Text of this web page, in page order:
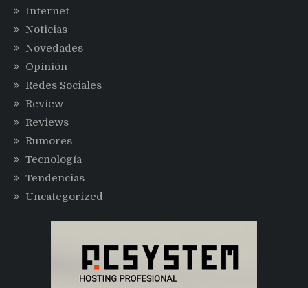
Internet
Noticias
Novedades
Opinión
Redes Sociales
Review
Reviews
Rumores
Tecnología
Tendencias
Uncategorized